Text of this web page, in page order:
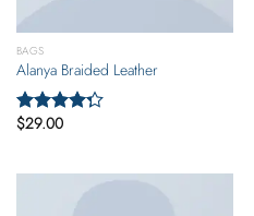
BAGS
Alanya Braided Leather
Valorado
$29.00